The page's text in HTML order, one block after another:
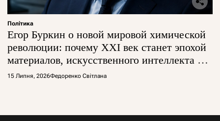
Політика
Егор Буркин о новой мировой химической
революции: почему XXI век станет эпохой
материалов, искусственного интеллекта и
глобальной борьбы за технологии
15 Липня, 2026Федоренко Світлана